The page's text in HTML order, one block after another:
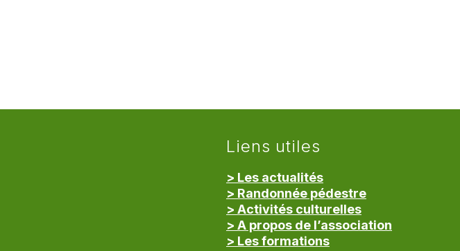
Liens utiles
> Les actualités
> Randonnée pédestre
> Activités culturelles
> A propos de l’association
> Les formations